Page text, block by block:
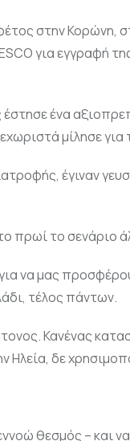
στην Κορώνη,
για εγγραφή
ένα
μίλησε
έγιναν
πρωί το σενάριο
να μας
τέλος πάντων.
Κανένας
δε
θεσμός – και